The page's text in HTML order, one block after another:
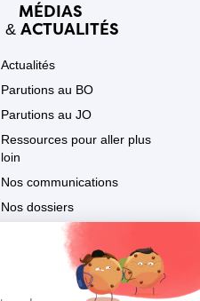
MÉDIAS
& ACTUALITÉS
Actualités
Parutions au BO
Parutions au JO
Ressources pour aller plus
loin
Nos communications
Nos dossiers
Le SNPDEN dans les médias
Tout voir